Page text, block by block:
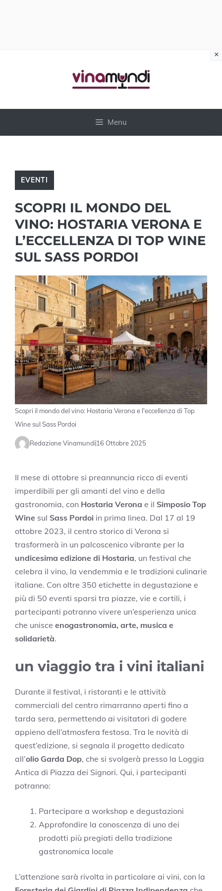
Menu
EVENTI
SCOPRI IL MONDO DEL
VINO: HOSTARIA VERONA E
L’ECCELLENZA DI TOP WINE
SUL SASS PORDOI
Scopri il mondo del vino: Hostaria Verona e l'eccellenza di Top
Wine sul Sass Pordoi
Redazione Vinamundi16 Ottobre 2025
Il mese di ottobre si preannuncia ricco di eventi
imperdibili per gli amanti del vino e della
gastronomia, con Hostaria Verona e il Simposio Top
Wine sul Sass Pordoi in prima linea. Dal 17 al 19
ottobre 2023, il centro storico di Verona si
trasformerà in un palcoscenico vibrante per la
undicesima edizione di Hostaria, un festival che
celebra il vino, la vendemmia e le tradizioni culinarie
italiane. Con oltre 350 etichette in degustazione e
più di 50 eventi sparsi tra piazze, vie e cortili, i
partecipanti potranno vivere un’esperienza unica
che unisce enogastronomia, arte, musica e
solidarietà.
un viaggio tra i vini italiani
Durante il festival, i ristoranti e le attività
commerciali del centro rimarranno aperti fino a
tarda sera, permettendo ai visitatori di godere
appieno dell’atmosfera festosa. Tra le novità di
quest’edizione, si segnala il progetto dedicato
all’olio Garda Dop, che si svolgerà presso la Loggia
Antica di Piazza dei Signori. Qui, i partecipanti
potranno:
Partecipare a workshop e degustazioni
Approfondire la conoscenza di uno dei
prodotti più pregiati della tradizione
gastronomica locale
L’attenzione sarà rivolta in particolare ai vini, con la
×